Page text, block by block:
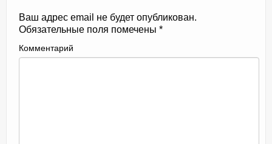
Ваш адрес email не будет опубликован.
Обязательные поля помечены *
Комментарий